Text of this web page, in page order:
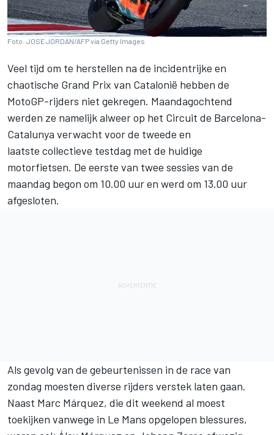
Foto: JOSE JORDAN/AFP via Getty Images
Veel tijd om te herstellen na de incidentrijke en
chaotische Grand Prix van Catalonië hebben de
MotoGP-rijders niet gekregen. Maandagochtend
werden ze namelijk alweer op het Circuit de Barcelona-
Catalunya verwacht voor de tweede en
laatste collectieve testdag met de huidige
motorfietsen. De eerste van twee sessies van de
maandag begon om 10.00 uur en werd om 13.00 uur
afgesloten.
Als gevolg van de gebeurtenissen in de race van
zondag moesten diverse rijders verstek laten gaan.
Naast Marc Márquez, die dit weekend al moest
toekijken vanwege in Le Mans opgelopen blessures,